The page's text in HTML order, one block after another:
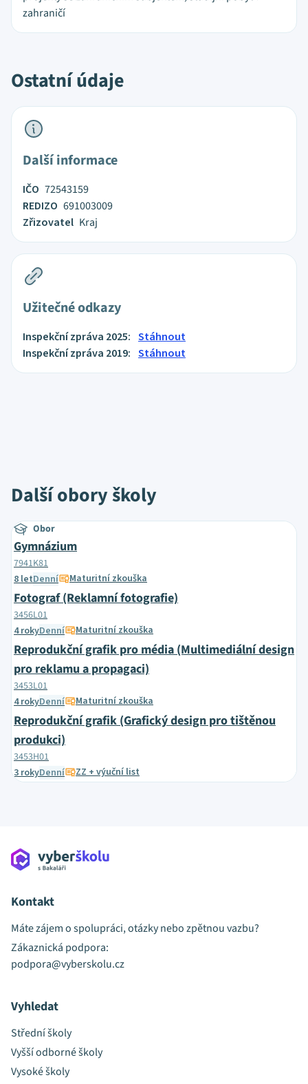
zahraničí
Ostatní údaje
Další informace
IČO 72543159
REDIZO 691003009
Zřizovatel Kraj
Užitečné odkazy
Inspekční zpráva 2025: Stáhnout
Inspekční zpráva 2019: Stáhnout
Další obory školy
Obor
Gymnázium
7941K81
8 letDenní Maturitní zkouška
Fotograf (Reklamní fotografie)
3456L01
4 rokyDenní Maturitní zkouška
Reprodukční grafik pro média (Multimediální design
pro reklamu a propagaci)
3453L01
4 rokyDenní Maturitní zkouška
Reprodukční grafik (Grafický design pro tištěnou
produkci)
3453H01
3 rokyDenní ZZ + výuční list
Kontakt
Máte zájem o spolupráci, otázky nebo zpětnou vazbu?
Zákaznická podpora:
podpora@vyberskolu.cz
Vyhledat
Střední školy
Vyšší odborné školy
Vysoké školy